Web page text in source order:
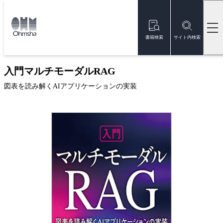
書籍検索 サイト内検索
トップ
入門マルチモーダルRAG
図表を読み解くAIアプリケーションの実装